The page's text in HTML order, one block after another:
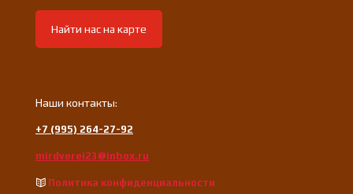
Найти нас на карте
Наши контакты:
+7 (995) 264-27-92
mirdverei23@inbox.ru
Политика конфиденциальности